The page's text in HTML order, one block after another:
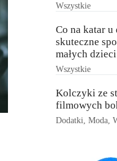
Wszystkie
Co na katar u
skuteczne
małych dzieci
Wszystkie
Kolczyki ze
filmowych
Dodatki,Moda,